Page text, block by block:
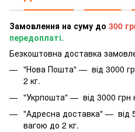
Замовлення на суму до 300
передоплаті.
Безкоштовна доставка
"Нова Пошта" — від 3000
2 кг.
"Укрпошта" — від 3000 грн
"Адресна доставка" — від
вагою до 2 кг.